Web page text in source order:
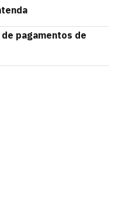
pagamentos de